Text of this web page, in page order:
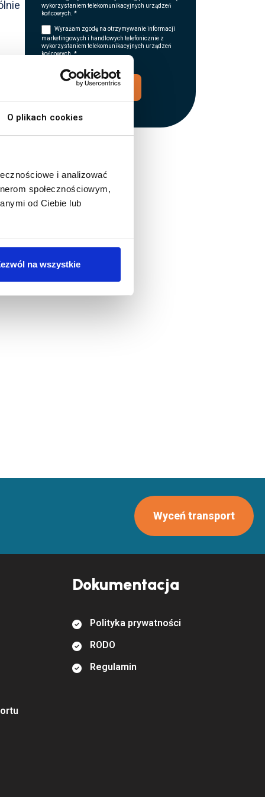
O plikach cookies
i analizować
społecznościowym,
od Ciebie lub
na wszystkie
wykorzystaniem telekomunikacyjnych urządzeń
końcowych. *
Wyrażam zgodę na otrzymywanie informacji
marketingowych i handlowych telefonicznie z
wykorzystaniem telekomunikacyjnych urządzeń
końcowych. *
WYŚLIJ
Wyceń transport
ortu
Dokumentacja
Polityka prywatności
RODO
Regulamin